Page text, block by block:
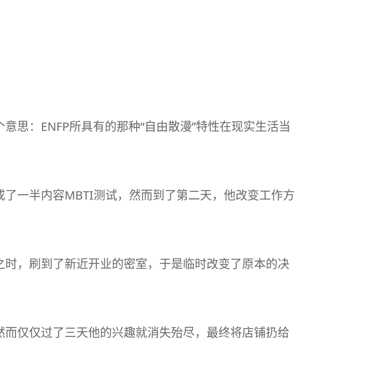
思：ENFP所具有的那种“自由散漫”特性在现实生活当
了一半内容MBTI测试，然而到了第二天，他改变工作方
，刷到了新近开业的密室，于是临时改变了原本的决
仅仅过了三天他的兴趣就消失殆尽，最终将店铺扔给